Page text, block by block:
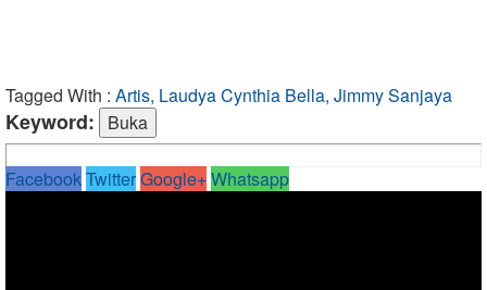
Tagged With : Artis, Laudya Cynthia Bella, Jimmy Sanjaya
Keyword:
FacebookTwitterGoogle+Whatsapp